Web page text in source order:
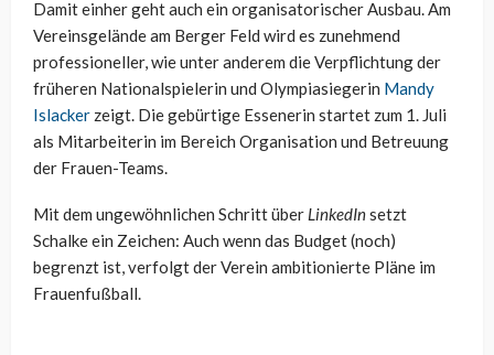
Damit einher geht auch ein organisatorischer Ausbau. Am
Vereinsgelände am Berger Feld wird es zunehmend
professioneller, wie unter anderem die Verpflichtung der
früheren Nationalspielerin und Olympiasiegerin Mandy
Islacker zeigt. Die gebürtige Essenerin startet zum 1. Juli
als Mitarbeiterin im Bereich Organisation und Betreuung
der Frauen-Teams.
Mit dem ungewöhnlichen Schritt über LinkedInsetzt
Schalke ein Zeichen: Auch wenn das Budget (noch)
begrenzt ist, verfolgt der Verein ambitionierte Pläne im
Frauenfußball.